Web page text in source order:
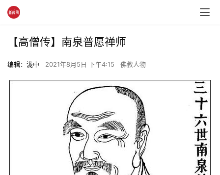
【高僧传】南泉普愿禅师
编辑：泷中 2021年8月5日 下午4:15 佛教人物